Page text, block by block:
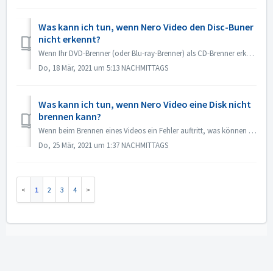
Was kann ich tun, wenn Nero Video den Disc-Buner
nicht erkennt?
Wenn Ihr DVD-Brenner (oder Blu-ray-Brenner) als CD-Brenner erkannt wird, lesen Sie bitte diesen Artikel: https://nerosupport.freshdesk.com/en/support/soluti...
Do, 18 Mär, 2021 um 5:13 NACHMITTAGS
Was kann ich tun, wenn Nero Video eine Disk nicht
brennen kann?
Wenn beim Brennen eines Videos ein Fehler auftritt, was können Sie tun? Gehen Sie zu C:\Benutzer\[aktueller Benutzer]\AppData\Roaming\Nero\[aktuelle Ner...
Do, 25 Mär, 2021 um 1:37 NACHMITTAGS
1 2 3 4